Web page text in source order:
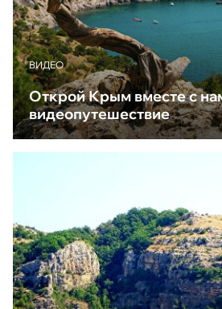
ВИДЕО
Открой Крым вместе с
видеопутешествие